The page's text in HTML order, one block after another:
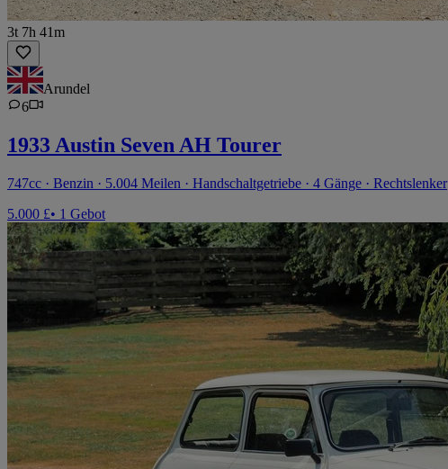
3t 7h 41m
Arundel
6
1933 Austin Seven AH Tourer
747cc · Benzin · 5.004 Meilen · Handschaltgetriebe · 4 Gänge · Rechtslenker
5.000 £• 1 Gebot